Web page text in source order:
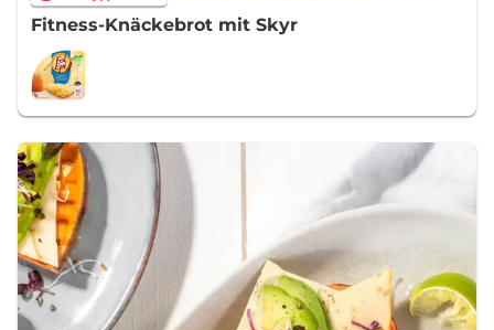
Fitness-Knäckebrot mit Skyr